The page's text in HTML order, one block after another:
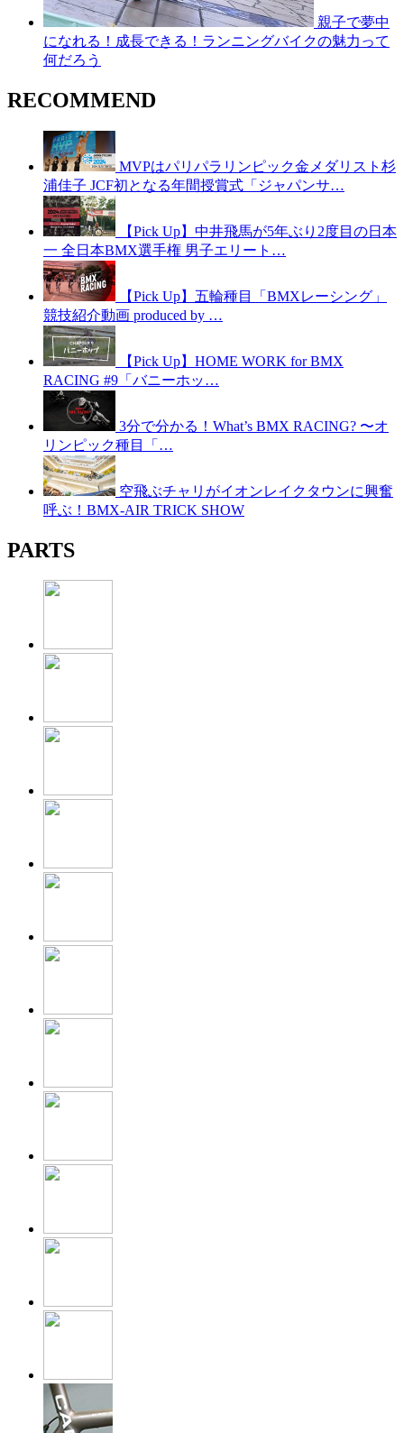
親子で夢中
になれる！成長できる！ランニングバイクの魅力って
何だろう
RECOMMEND
MVPはパリパラリンピック金メダリスト杉
浦佳子 JCF初となる年間授賞式「ジャパンサ…
【Pick Up】中井飛馬が5年ぶり2度目の日本
一 全日本BMX選手権 男子エリート…
【Pick Up】五輪種目「BMXレーシング」
競技紹介動画 produced by …
【Pick Up】HOME WORK for BMX
RACING #9「バニーホッ…
3分で分かる！What’s BMX RACING? 〜オ
リンピック種目「…
空飛ぶチャリがイオンレイクタウンに興奮
呼ぶ！BMX-AIR TRICK SHOW
PARTS